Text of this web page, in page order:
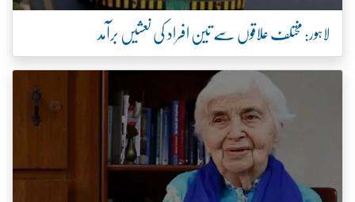
لاہور: مختلف علاقوں سے تین افراد کی نعشیں برآمد